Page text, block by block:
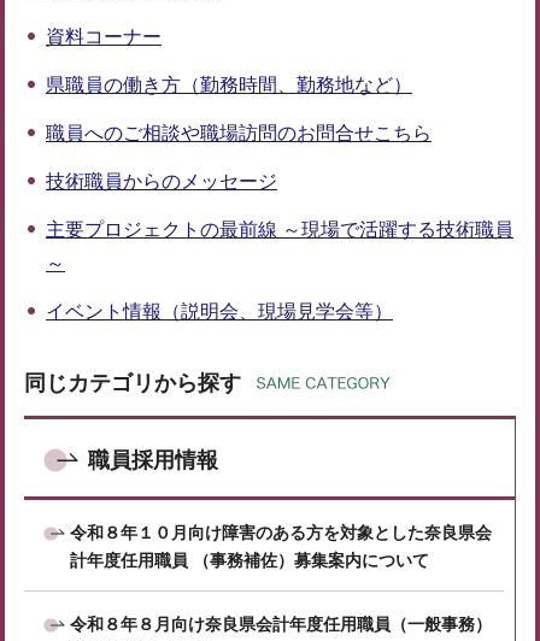
資料コーナー
県職員の働き方（勤務時間、勤務地など）
職員へのご相談や職場訪問のお問合せこちら
技術職員からのメッセージ
主要プロジェクトの最前線 ～現場で活躍する技術職員
～
イベント情報（説明会、現場見学会等）
同じカテゴリから探す
職員採用情報
令和８年１０月向け障害のある方を対象とした奈良県会
計年度任用職員 （事務補佐）募集案内について
令和８年８月向け奈良県会計年度任用職員（一般事務）